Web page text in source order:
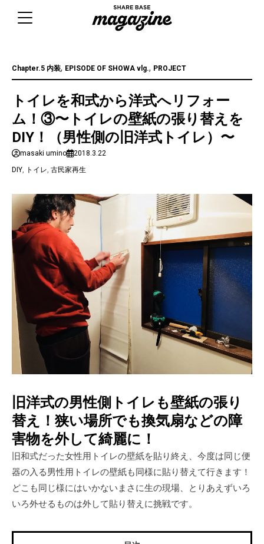
Chapter.5 内装, EPISODE OF SHOWA vlg., PROJECT
トイレを和式から洋式へリフォー
ム！③〜トイレの壁紙の張り替えを
DIY！（男性側の旧洋式トイレ）〜
masaki umino
2018.3.22
DIY, トイレ, 古民家再生
旧洋式の男性側トイレも壁紙の張り
替え！狭い場所でも換気扇などの障
害物を外して綺麗に！
旧和式だった女性用トイレの壁紙を貼り終え、今度は同じ便
器の入る男性用トイレの壁紙も同様に貼り替えて行きます！
どこも同じ様にはいかないまさに生の現場、とりあえずいろ
いろ外せるものは外して貼り替えに挑戦です。